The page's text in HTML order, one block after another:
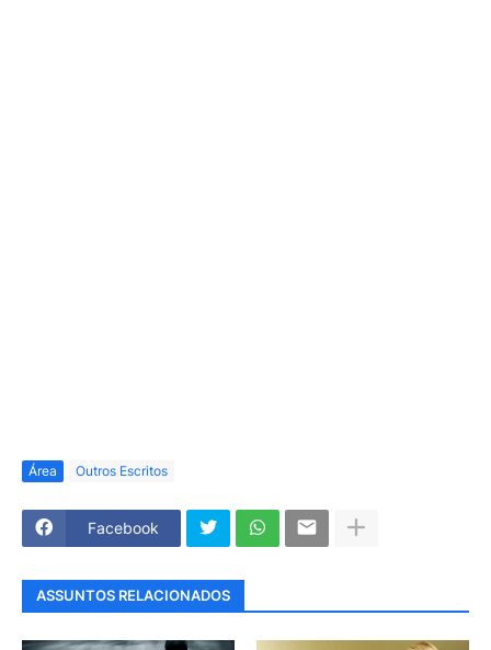
Área Outros Escritos
Facebook
ASSUNTOS RELACIONADOS